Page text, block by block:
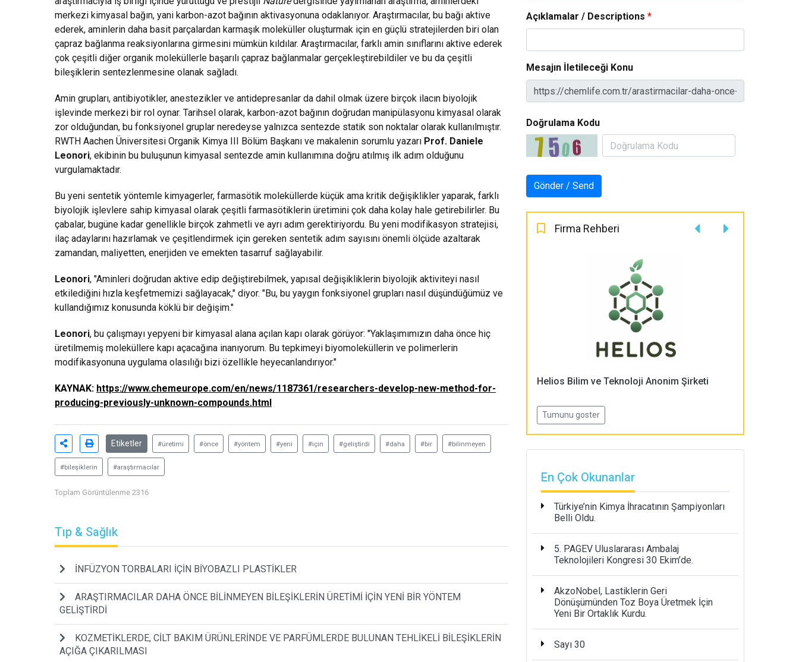
merkezi kimyasal bağın, yani karbon-azot bağının aktivasyonuna odaklanıyor. Araştırmacılar, bu bağı aktive
ederek, aminlerin daha basit parçalardan karmaşık moleküller oluşturmak için en güçlü stratejilerden biri olan
çapraz bağlanma reaksiyonlarına girmesini mümkün kıldılar. Araştırmacılar, farklı amin sınıflarını aktive ederek
çok çeşitli diğer organik moleküllerle başarılı çapraz bağlanmalar gerçekleştirebildiler ve bu da çeşitli
bileşiklerin sentezlenmesine olanak sağladı.
Amin grupları, antibiyotikler, anestezikler ve antidepresanlar da dahil olmak üzere birçok ilacın biyolojik
işlevinde merkezi bir rol oynar. Tarihsel olarak, karbon-azot bağının doğrudan manipülasyonu kimyasal olarak
zor olduğundan, bu fonksiyonel gruplar neredeyse yalnızca sentezde statik son noktalar olarak kullanılmıştır.
RWTH Aachen Üniversitesi Organik Kimya III Bölüm Başkanı ve makalenin sorumlu yazarı Prof. Daniele
Leonori, ekibinin bu buluşunun kimyasal sentezde amin kullanımına doğru atılmış ilk adım olduğunu
vurgulamaktadır.
Bu yeni sentetik yöntemle kimyagerler, farmasötik moleküllerde küçük ama kritik değişiklikler yaparak, farklı
biyolojik işlevlere sahip kimyasal olarak çeşitli farmasötiklerin üretimini çok daha kolay hale getirebilirler. Bu
çabalar, bugüne kadar genellikle birçok zahmetli ve ayrı adım gerektiriyordu. Bu yeni modifikasyon stratejisi,
ilaç adaylarını hazırlamak ve çeşitlendirmek için gereken sentetik adım sayısını önemli ölçüde azaltarak
zamandan, maliyetten, enerjiden ve emekten tasarruf sağlayabilir.
Leonori, "Aminleri doğrudan aktive edip değiştirebilmek, yapısal değişikliklerin biyolojik aktiviteyi nasıl
etkilediğini hızla keşfetmemizi sağlayacak," diyor. "Bu, bu yaygın fonksiyonel grupları nasıl düşündüğümüz ve
kullandığımız konusunda köklü bir değişim."
Leonori, bu çalışmayı yepyeni bir kimyasal alana açılan kapı olarak görüyor: "Yaklaşımımızın daha önce hiç
üretilmemiş moleküllere kapı açacağına inanıyorum. Bu tepkimeyi biyomoleküllerin ve polimerlerin
modifikasyonuna uygulama olasılığı bizi özellikle heyecanlandırıyor."
KAYNAK: https://www.chemeurope.com/en/news/1187361/researchers-develop-new-method-for-
producing-previously-unknown-compounds.html
Etiketler #üretimi #önce #yöntem #yeni #için #geliştirdi #daha #bir #bilinmeyen
#bileşiklerin #araştırmacılar
Toplam Görüntülenme 2316
Tıp & Sağlık
İNFÜZYON TORBALARI İÇİN BİYOBAZLI PLASTİKLER
ARAŞTIRMACILAR DAHA ÖNCE BİLİNMEYEN BİLEŞİKLERİN ÜRETİMİ İÇİN YENİ BİR YÖNTEM
GELİŞTİRDİ
KOZMETİKLERDE, CİLT BAKIM ÜRÜNLERİNDE VE PARFÜMLERDE BULUNAN TEHLİKELİ BİLEŞİKLERİN
AÇIĞA ÇIKARILMASI
Açıklamalar / Descriptions *
Mesajın İletileceği Konu
Doğrulama Kodu
Firma Rehberi
Helios Bilim ve Teknoloji Anonim Şirketi
Tumunu goster
En Çok Okunanlar
Türkiye’nin Kimya İhracatının Şampiyonları
Belli Oldu.
5. PAGEV Uluslararası Ambalaj
Teknolojileri Kongresi 30 Ekim’de.
AkzoNobel, Lastiklerin Geri
Dönüşümünden Toz Boya Üretmek İçin
Yeni Bir Ortaklık Kurdu.
Sayı 30